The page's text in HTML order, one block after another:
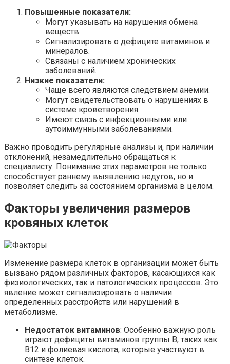
Повышенные показатели:
Могут указывать на нарушения обмена
веществ.
Сигнализировать о дефиците витаминов и
минералов.
Связаны с наличием хронических
заболеваний.
Низкие показатели:
Чаще всего являются следствием анемии.
Могут свидетельствовать о нарушениях в
системе кроветворения.
Имеют связь с инфекционными или
аутоиммунными заболеваниями.
Важно проводить регулярные анализы и, при наличии
отклонений, незамедлительно обращаться к
специалисту. Понимание этих параметров не только
способствует раннему выявлению недугов, но и
позволяет следить за состоянием организма в целом.
Факторы увеличения размеров
кровяных клеток
Изменение размера клеток в организации может быть
вызвано рядом различных факторов, касающихся как
физиологических, так и патологических процессов. Это
явление может сигнализировать о наличии
определенных расстройств или нарушений в
метаболизме.
Недостаток витаминов: Особенно важную роль
играют дефициты витаминов группы B, таких как
B12 и фолиевая кислота, которые участвуют в
синтезе клеток.